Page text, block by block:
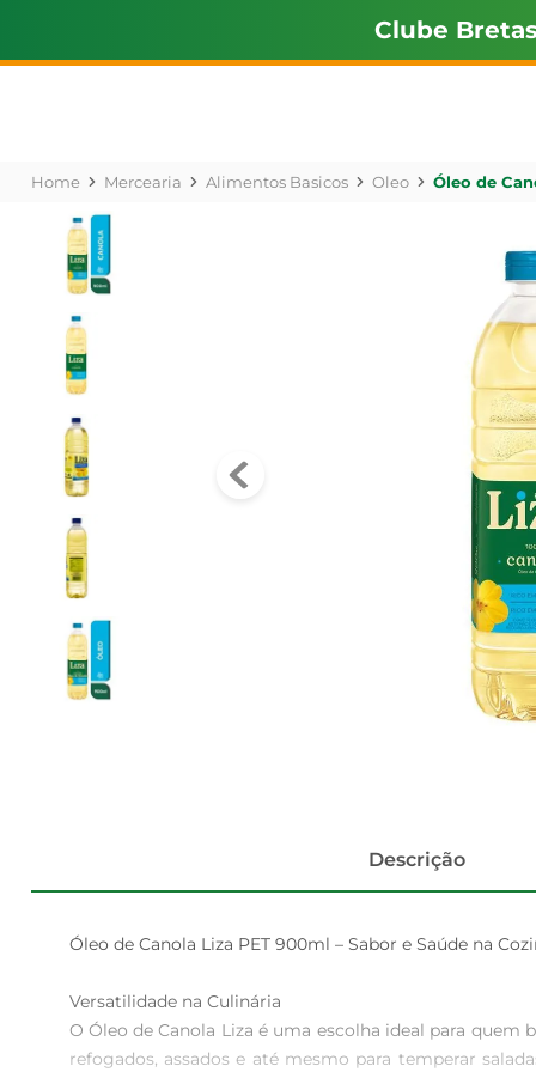
Clube Bretas
Mercearia Alimentos Basicos Oleo Óleo de
Descrição
Óleo de Canola Liza PET 900ml – Sabor e Saúde na
Versatilidade na Culinária
O Óleo de Canola Liza é uma escolha ideal para
refogados, assados e até mesmo para temperar